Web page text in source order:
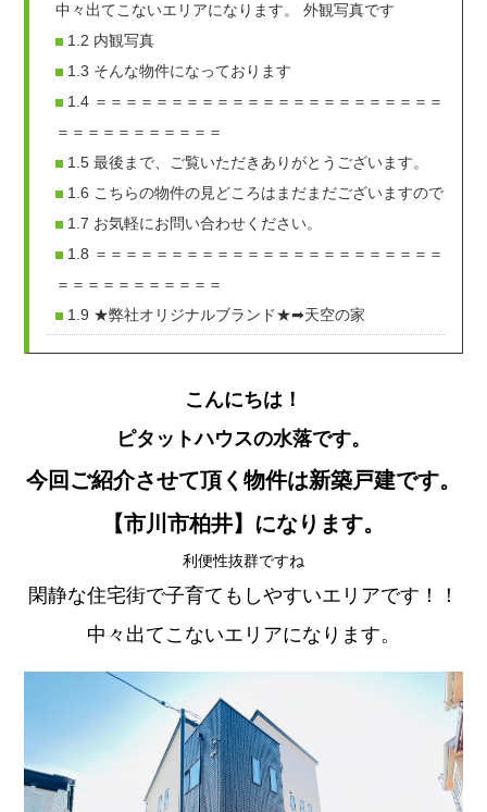
中々出てこないエリアになります。 外観写真です
1.2 内観写真
1.3 そんな物件になっております
1.4 ＝＝＝＝＝＝＝＝＝＝＝＝＝＝＝＝＝＝＝＝＝＝＝
＝＝＝＝＝＝＝＝＝＝＝
1.5 最後まで、ご覧いただきありがとうございます。
1.6 こちらの物件の見どころはまだまだございますので
1.7 お気軽にお問い合わせください。
1.8 ＝＝＝＝＝＝＝＝＝＝＝＝＝＝＝＝＝＝＝＝＝＝＝
＝＝＝＝＝＝＝＝＝＝＝
1.9 ★弊社オリジナルブランド★➡天空の家
こんにちは！
ピタットハウスの水落です。
今回ご紹介させて頂く物件は新築戸建です。
【市川市柏井】になります。
利便性抜群ですね
閑静な住宅街で子育てもしやすいエリアです！！
中々出てこないエリアになります。